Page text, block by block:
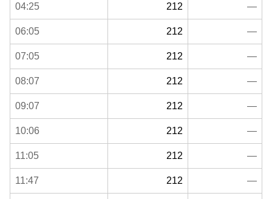
04:25 212 —
06:05 212 —
07:05 212 —
08:07 212 —
09:07 212 —
10:06 212 —
11:05 212 —
11:47 212 —